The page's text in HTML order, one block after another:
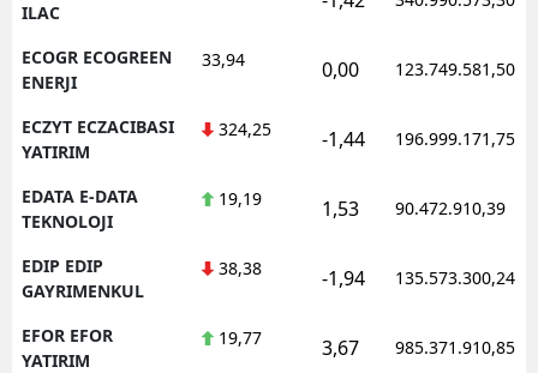
ILAC
ECOGR ECOGREEN
ENERJI
33,94 0,00 123.749.581,50
ECZYT ECZACIBASI
YATIRIM
324,25 -1,44 196.999.171,75
EDATA E-DATA
TEKNOLOJI
19,19 1,53 90.472.910,39
EDIP EDIP
GAYRIMENKUL
38,38 -1,94 135.573.300,24
EFOR EFOR
YATIRIM
19,77 3,67 985.371.910,85